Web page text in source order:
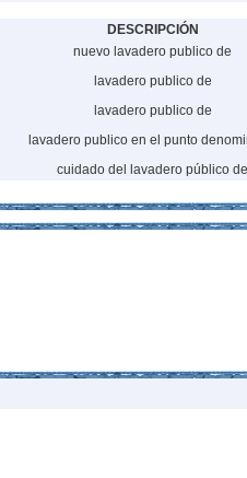
DESCRIPCIÓN
nuevo lavadero publico de
lavadero publico de
lavadero publico de
lavadero publico en el punto
cuidado del lavadero público de